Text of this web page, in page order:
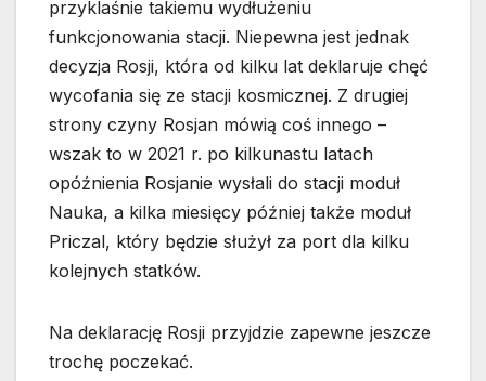
przyklaśnie takiemu wydłużeniu
funkcjonowania stacji. Niepewna jest jednak
decyzja Rosji, która od kilku lat deklaruje chęć
wycofania się ze stacji kosmicznej. Z drugiej
strony czyny Rosjan mówią coś innego –
wszak to w 2021 r. po kilkunastu latach
opóźnienia Rosjanie wysłali do stacji moduł
Nauka, a kilka miesięcy później także moduł
Priczal, który będzie służył za port dla kilku
kolejnych statków.
Na deklarację Rosji przyjdzie zapewne jeszcze
trochę poczekać.